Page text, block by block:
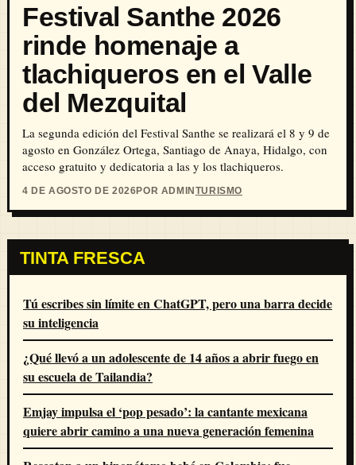
Festival Santhe 2026
rinde homenaje a
tlachiqueros en el Valle
del Mezquital
La segunda edición del Festival Santhe se realizará el 8 y 9 de
agosto en González Ortega, Santiago de Anaya, Hidalgo, con
acceso gratuito y dedicatoria a las y los tlachiqueros.
4 DE AGOSTO DE 2026POR ADMINTURISMO
TINTA FRESCA
Tú escribes sin límite en ChatGPT, pero una barra decide
su inteligencia
¿Qué llevó a un adolescente de 14 años a abrir fuego en
su escuela de Tailandia?
Emjay impulsa el ‘pop pesado’: la cantante mexicana
quiere abrir camino a una nueva generación femenina